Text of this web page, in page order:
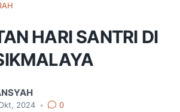
HARI SANTRI DI
2024 •
0